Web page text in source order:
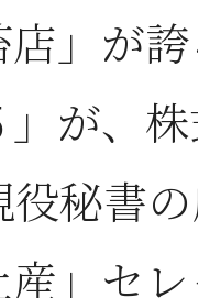
01日
」が
」が、
役秘書
産」セ